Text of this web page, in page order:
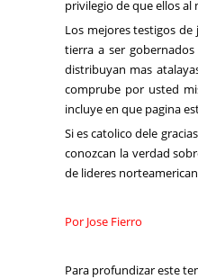
privilegio de que ellos al
Los mejores testigos de
tierra a ser
distribuyan mas
comprube por usted
incluye en que pagina
Si es catolico dele
conozcan la verdad
de lideres
Por Jose Fierro
Para profundizar este